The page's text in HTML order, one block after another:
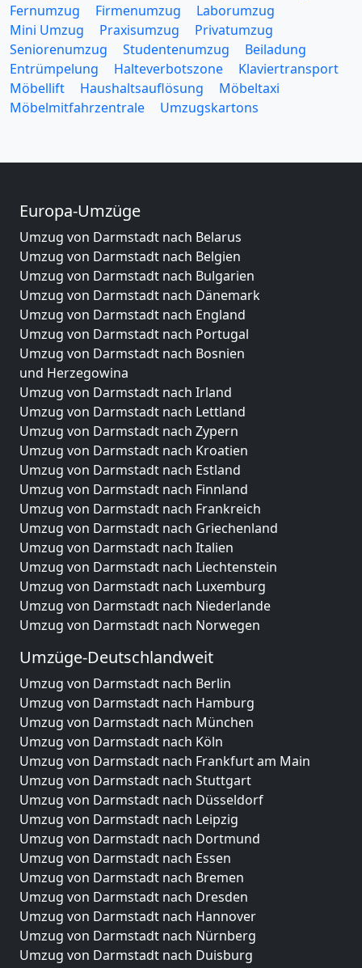
Fernumzug
Firmenumzug
Laborumzug
Mini Umzug
Praxisumzug
Privatumzug
Seniorenumzug
Studentenumzug
Beiladung
Entrümpelung
Halteverbotszone
Klaviertransport
Möbellift
Haushaltsauflösung
Möbeltaxi
Möbelmitfahrzentrale
Umzugskartons
Europa-Umzüge
Umzug von Darmstadt nach Belarus
Umzug von Darmstadt nach Belgien
Umzug von Darmstadt nach Bulgarien
Umzug von Darmstadt nach Dänemark
Umzug von Darmstadt nach England
Umzug von Darmstadt nach Portugal
Umzug von Darmstadt nach Bosnien
und Herzegowina
Umzug von Darmstadt nach Irland
Umzug von Darmstadt nach Lettland
Umzug von Darmstadt nach Zypern
Umzug von Darmstadt nach Kroatien
Umzug von Darmstadt nach Estland
Umzug von Darmstadt nach Finnland
Umzug von Darmstadt nach Frankreich
Umzug von Darmstadt nach Griechenland
Umzug von Darmstadt nach Italien
Umzug von Darmstadt nach Liechtenstein
Umzug von Darmstadt nach Luxemburg
Umzug von Darmstadt nach Niederlande
Umzug von Darmstadt nach Norwegen
Umzüge-Deutschlandweit
Umzug von Darmstadt nach Berlin
Umzug von Darmstadt nach Hamburg
Umzug von Darmstadt nach München
Umzug von Darmstadt nach Köln
Umzug von Darmstadt nach Frankfurt am Main
Umzug von Darmstadt nach Stuttgart
Umzug von Darmstadt nach Düsseldorf
Umzug von Darmstadt nach Leipzig
Umzug von Darmstadt nach Dortmund
Umzug von Darmstadt nach Essen
Umzug von Darmstadt nach Bremen
Umzug von Darmstadt nach Dresden
Umzug von Darmstadt nach Hannover
Umzug von Darmstadt nach Nürnberg
Umzug von Darmstadt nach Duisburg